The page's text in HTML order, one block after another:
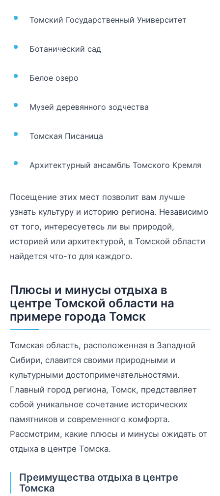
Томский Государственный Университет
Ботанический сад
Белое озеро
Музей деревянного зодчества
Томская Писаница
Архитектурный ансамбль Томского Кремля
Посещение этих мест позволит вам лучше
узнать культуру и историю региона. Независимо
от того, интересуетесь ли вы природой,
историей или архитектурой, в Томской области
найдется что-то для каждого.
Плюсы и минусы отдыха в
центре Томской области на
примере города Томск
Томская область, расположенная в Западной
Сибири, славится своими природными и
культурными достопримечательностями.
Главный город региона, Томск, представляет
собой уникальное сочетание исторических
памятников и современного комфорта.
Рассмотрим, какие плюсы и минусы ожидать от
отдыха в центре Томска.
Преимущества отдыха в центре
Томска